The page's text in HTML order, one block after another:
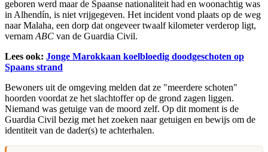
geboren werd maar de Spaanse nationaliteit had en woonachtig was
in Alhendín, is niet vrijgegeven. Het incident vond plaats op de weg
naar Malaha, een dorp dat ongeveer twaalf kilometer verderop ligt,
vernam ABC van de Guardia Civil.
Lees ook: Jonge Marokkaan koelbloedig doodgeschoten op
Spaans strand
Bewoners uit de omgeving melden dat ze "meerdere schoten"
hoorden voordat ze het slachtoffer op de grond zagen liggen.
Niemand was getuige van de moord zelf. Op dit moment is de
Guardia Civil bezig met het zoeken naar getuigen en bewijs om de
identiteit van de dader(s) te achterhalen.